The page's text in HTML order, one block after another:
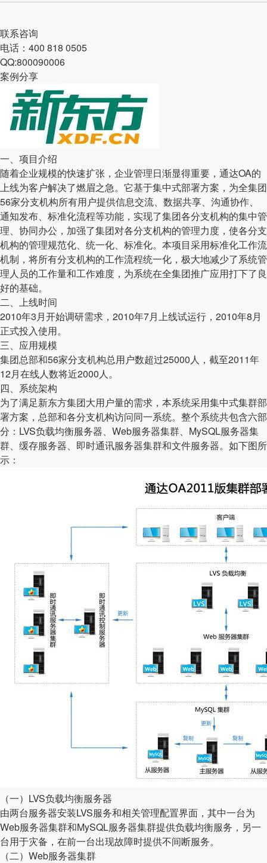
联系咨询
电话：400 818 0505
QQ:800090006
案例分享
一、项目介绍
随着企业规模的快速扩张，企业管理日渐显得重要，通达OA的
上线为客户解决了燃眉之急。它基于集中式部署方案，为全集团
56家分支机构所有用户提供信息交流、数据共享、沟通协作、
通知发布、标准化流程等功能，实现了集团各分支机构的集中管
理、协同办公，加强了集团对各分支机构的管理力度，使各分支
机构的管理规范化、统一化、标准化。本项目采用标准化工作流
机制，将所有分支机构的工作流程统一化，极大地减少了系统管
理人员的工作量和工作难度，为系统在全集团推广应用打下了良
好的基础。
二、上线时间
2010年3月开始调研需求，2010年7月上线试运行，2010年8月
正式投入使用。
三、应用规模
集团总部和56家分支机构总用户数超过25000人，截至2011年
12月在线人数将近2000人。
四、系统架构
为了满足新东方集团大用户量的需求，本系统采用集中式集群部
署方案，总部和各分支机构访问同一系统。整个系统共包含六部
分：LVS负载均衡服务器、Web服务器集群、MySQL服务器集
群、缓存服务器、即时通讯服务器集群和文件服务器。如下图所
示：
（一）LVS负载均衡服务器
由两台服务器安装LVS服务和相关管理配置界面，其中一台为
Web服务器集群和MySQL服务器集群提供负载均衡服务，另一
台用于灾备，在前一台出现故障时提供不间断服务。
（二）Web服务器集群